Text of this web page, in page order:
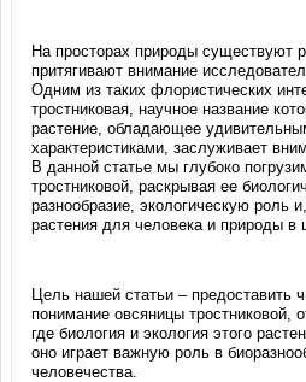
На просторах природы существуют
притягивают внимание
Одним из таких флористических
тростниковая, научное название
растение, обладающее
характеристиками, заслуживает
В данной статье мы глубоко
тростниковой, раскрывая ее
разнообразие, экологическую роль
растения для человека и природы в
Цель нашей статьи – предоставить
понимание овсяницы тростниковой,
где биология и экология этого
оно играет важную роль в
человечества.